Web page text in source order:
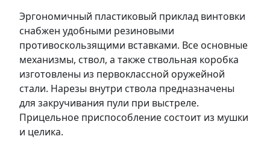
Эргономичный пластиковый приклад винтовки
снабжен удобными резиновыми
противоскользящими вставками. Все основные
механизмы, ствол, а также ствольная коробка
изготовлены из первоклассной оружейной
стали. Нарезы внутри ствола предназначены
для закручивания пули при выстреле.
Прицельное приспособление состоит из мушки
и целика.